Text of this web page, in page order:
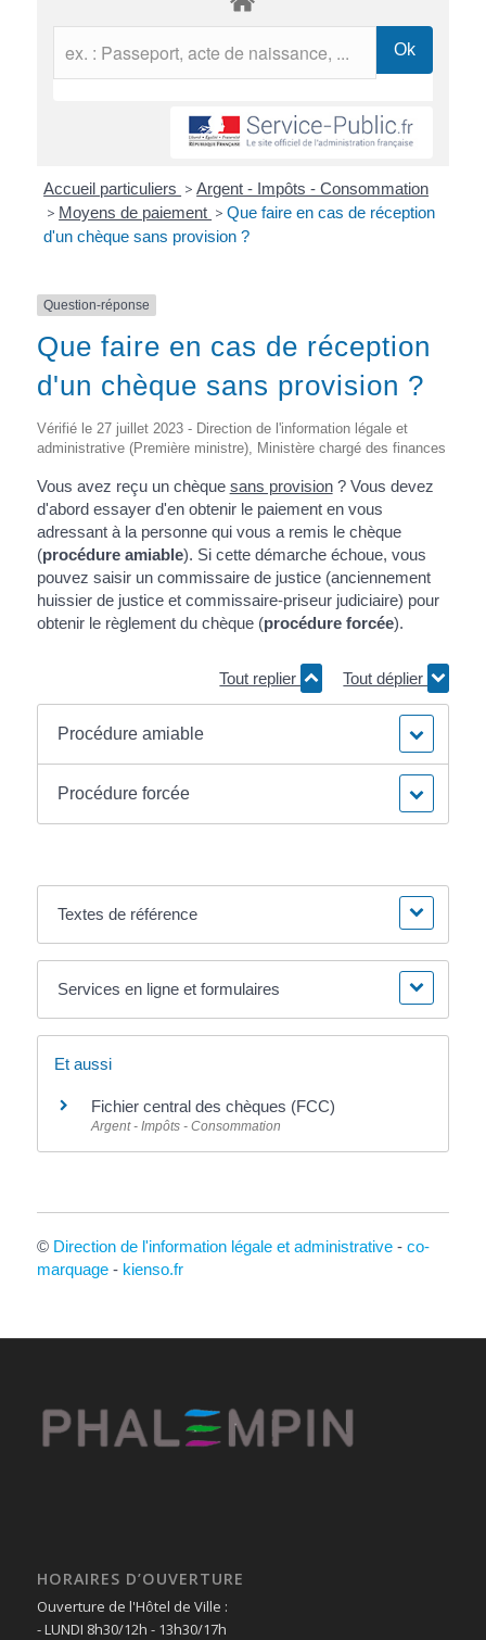
Accueil particuliers > Argent - Impôts - Consommation
> Moyens de paiement > Que faire en cas de réception
d'un chèque sans provision ?
Question-réponse
Que faire en cas de réception
d'un chèque sans provision ?
Vérifié le 27 juillet 2023 - Direction de l'information légale et
administrative (Première ministre), Ministère chargé des finances
Vous avez reçu un chèque sans provision? Vous devez
d'abord essayer d'en obtenir le paiement en vous
adressant à la personne qui vous a remis le chèque
(procédure amiable). Si cette démarche échoue, vous
pouvez saisir un commissaire de justice (anciennement
huissier de justice et commissaire-priseur judiciaire) pour
obtenir le règlement du chèque (procédure forcée).
Tout replier Tout déplier
Procédure amiable
Procédure forcée
Textes de référence
Services en ligne et formulaires
Et aussi
Fichier central des chèques (FCC)
Argent - Impôts - Consommation
© Direction de l'information légale et administrative- co-
marquage- kienso.fr
HORAIRES D’OUVERTURE
Ouverture de l'Hôtel de Ville :
- LUNDI 8h30/12h - 13h30/17h